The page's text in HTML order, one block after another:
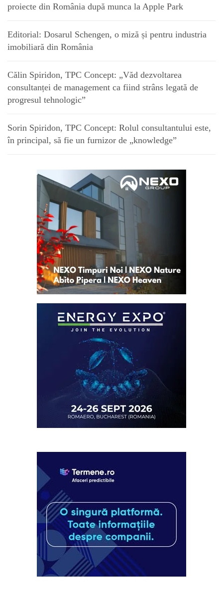
proiecte din România după munca la Apple Park
Editorial: Dosarul Schengen, o miză și pentru industria
imobiliară din România
Călin Spiridon, TPC Concept: „Văd dezvoltarea
consultanței de management ca fiind strâns legată de
progresul tehnologic”
Sorin Spiridon, TPC Concept: Rolul consultantului este,
în principal, să fie un furnizor de „knowledge”